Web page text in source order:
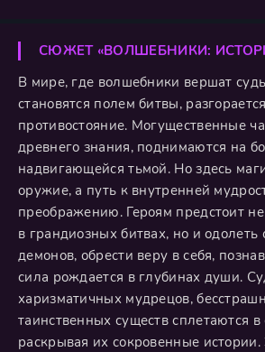
СЮЖЕТ «ВОЛШЕБНИКИ:
В мире, где волшебники вершат
становятся полем битвы,
противостояние. Могущественные
древнего знания, поднимаются на
надвигающейся тьмой. Но здесь
оружие, а путь к внутренней
преображению. Героям предстоит не
в грандиозных битвах, но и одолеть
демонов, обрести веру в себя,
сила рождается в глубинах души.
харизматичных мудрецов,
таинственных существ сплетаются
раскрывая их сокровенные истории.